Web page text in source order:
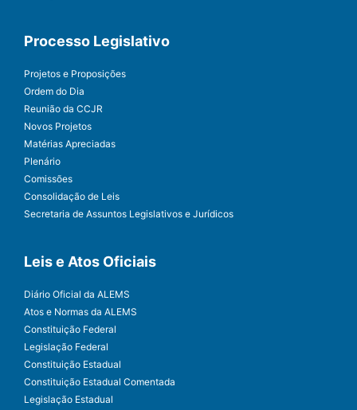
Processo Legislativo
Projetos e Proposições
Ordem do Dia
Reunião da CCJR
Novos Projetos
Matérias Apreciadas
Plenário
Comissões
Consolidação de Leis
Secretaria de Assuntos Legislativos e Jurídicos
Leis e Atos Oficiais
Diário Oficial da ALEMS
Atos e Normas da ALEMS
Constituição Federal
Legislação Federal
Constituição Estadual
Constituição Estadual Comentada
Legislação Estadual